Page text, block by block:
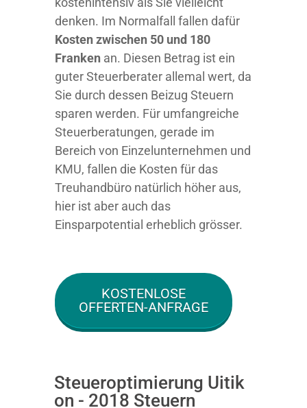
denken. Im Normalfall fallen dafür
Kosten zwischen 50 und 180
Franken an. Diesen Betrag ist ein
guter Steuerberater allemal wert, da
Sie durch dessen Beizug Steuern
sparen werden. Für umfangreiche
Steuerberatungen, gerade im
Bereich von Einzelunternehmen und
KMU, fallen die Kosten für das
Treuhandbüro natürlich höher aus,
hier ist aber auch das
Einsparpotential erheblich grösser.
KOSTENLOSE
OFFERTEN-ANFRAGE
Steueroptimierung Uitik
on - 2018 Steuern